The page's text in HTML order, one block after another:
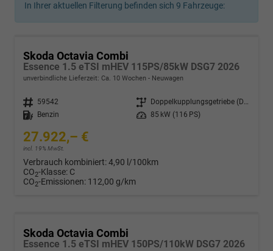
In Ihrer aktuellen Filterung befinden sich 9 Fahrzeuge:
Skoda Octavia Combi
Essence 1.5 eTSI mHEV 115PS/85kW DSG7 2026
unverbindliche Lieferzeit: Ca. 10 Wochen Neuwagen
Fahrzeugnr. 59542 Getriebe
Doppelkupplungsgetriebe (DSG)
Kraftstoff
Benzin Leistung 85 kW (116 PS)
27.922,– €
incl. 19% MwSt.
Verbrauch kombiniert:4,90 l/100km
CO2-Klasse: C
CO2-Emissionen: 112,00 g/km
Skoda Octavia Combi
Essence 1.5 eTSI mHEV 150PS/110kW DSG7 2026